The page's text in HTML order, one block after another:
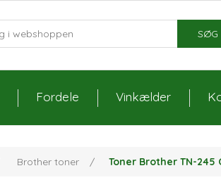
SØG
Fordele Vinkælder
Brother toner / Toner Brother TN-245